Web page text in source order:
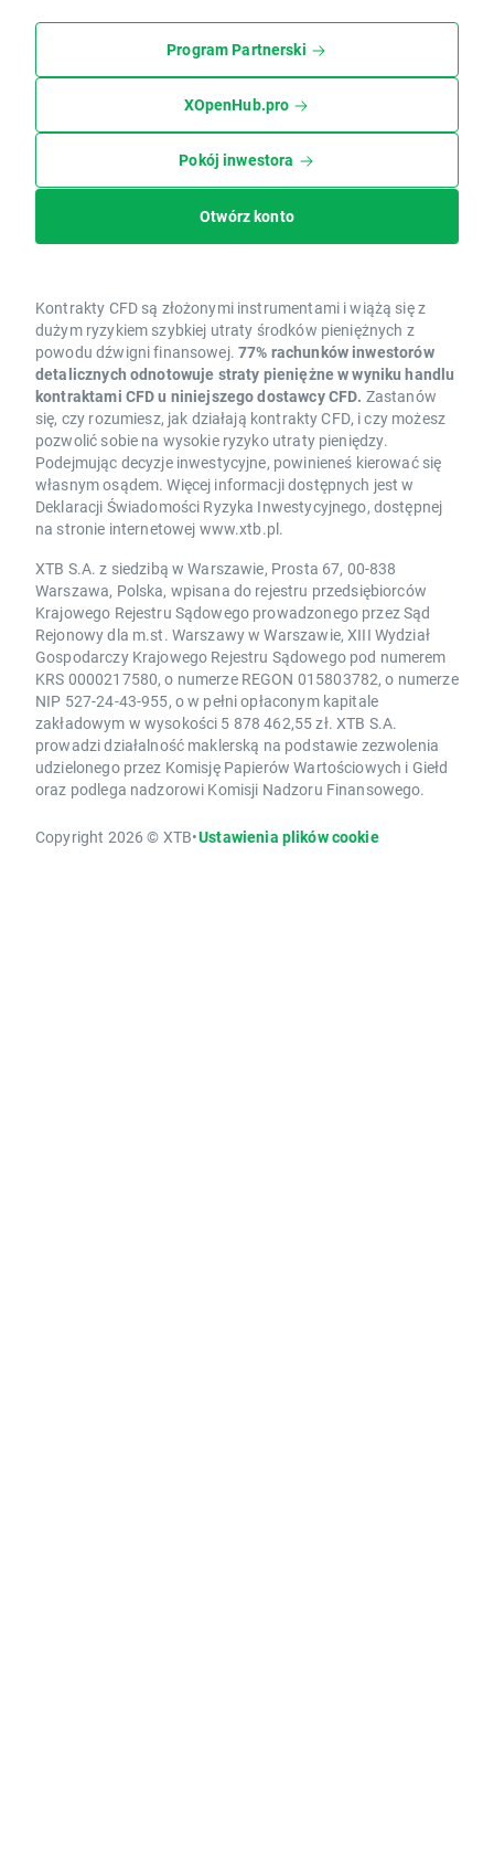
Program Partnerski
XOpenHub.pro
Pokój inwestora
Otwórz konto
Kontrakty CFD są złożonymi instrumentami i wiążą się z
dużym ryzykiem szybkiej utraty środków pieniężnych z
powodu dźwigni finansowej. 77% rachunków inwestorów
detalicznych odnotowuje straty pieniężne w wyniku handlu
kontraktami CFD u niniejszego dostawcy CFD. Zastanów
się, czy rozumiesz, jak działają kontrakty CFD, i czy możesz
pozwolić sobie na wysokie ryzyko utraty pieniędzy.
Podejmując decyzje inwestycyjne, powinieneś kierować się
własnym osądem. Więcej informacji dostępnych jest w
Deklaracji Świadomości Ryzyka Inwestycyjnego, dostępnej
na stronie internetowej www.xtb.pl.
XTB S.A. z siedzibą w Warszawie, Prosta 67, 00-838
Warszawa, Polska, wpisana do rejestru przedsiębiorców
Krajowego Rejestru Sądowego prowadzonego przez Sąd
Rejonowy dla m.st. Warszawy w Warszawie, XIII Wydział
Gospodarczy Krajowego Rejestru Sądowego pod numerem
KRS 0000217580, o numerze REGON 015803782, o numerze
NIP 527-24-43-955, o w pełni opłaconym kapitale
zakładowym w wysokości 5 878 462,55 zł. XTB S.A.
prowadzi działalność maklerską na podstawie zezwolenia
udzielonego przez Komisję Papierów Wartościowych i Giełd
oraz podlega nadzorowi Komisji Nadzoru Finansowego.
Copyright 2026 © XTB•Ustawienia plików cookie